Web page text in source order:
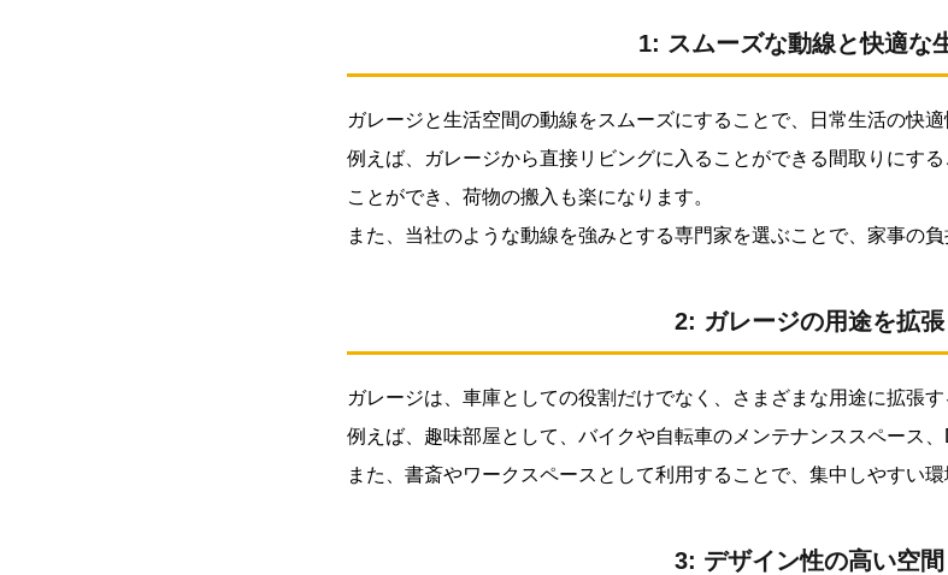
1.1.
1: ス
ムー
動線
2: ガ
レー
ジの
1: スムーズな動線と快適な
ガレージと生活空間の動線をスムーズにすることで、日常生活の快適
例えば、ガレージから直接リビングに入ることができる間取りにす
ことができ、荷物の搬入も楽になります。
また、当社のような動線を強みとする専門家を選ぶことで、家事の負
2: ガレージの用途を拡張
ガレージは、車庫としての役割だけでなく、さまざまな用途に拡張す
例えば、趣味部屋として、バイクや自転車のメンテナンススペース
また、書斎やワークスペースとして利用することで、集中しやすい環
3: デザイン性の高い空間